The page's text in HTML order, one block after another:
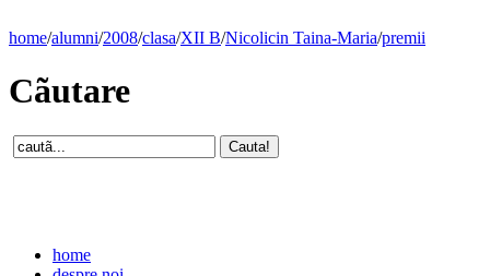
home/alumni/2008/clasa/XII B/Nicolicin Taina-Maria/premii
Cãutare
home